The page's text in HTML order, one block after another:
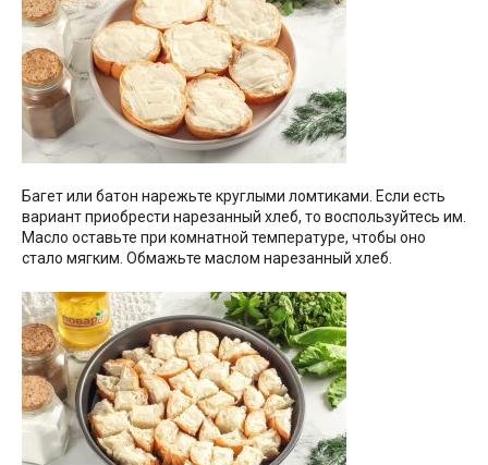
Багет или батон нарежьте круглыми ломтиками. Если есть
вариант приобрести нарезанный хлеб, то воспользуйтесь им.
Масло оставьте при комнатной температуре, чтобы оно
стало мягким. Обмажьте маслом нарезанный хлеб.